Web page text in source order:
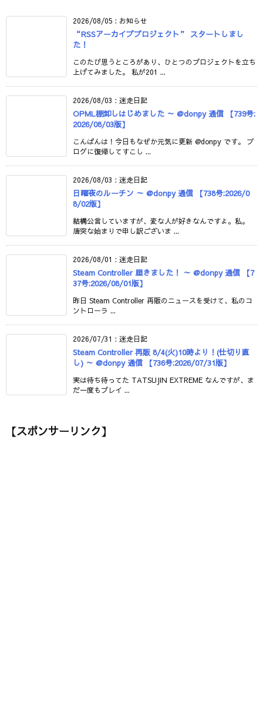
2026/08/05 : お知らせ
“RSSアーカイブプロジェクト” スタートしまし
た！
このたび思うところがあり、ひとつのプロジェクトを立ち
上げてみました。 私が201 ...
2026/08/03 : 迷走日記
OPML棚卸しはじめました ～ @donpy 通信 【739号:
2026/08/03版】
こんばんは！今日もなぜか元気に更新 @donpy です。 ブ
ログに復帰してすこし ...
2026/08/03 : 迷走日記
日曜夜のルーチン ～ @donpy 通信 【738号:2026/0
8/02版】
結構公言していますが、変な人が好きなんですよ。私。
唐突な始まりで申し訳ございま ...
2026/08/01 : 迷走日記
Steam Controller 届きました！ ～ @donpy 通信 【7
37号:2026/08/01版】
昨日 Steam Controller 再販のニュースを受けて、私のコ
ントローラ ...
2026/07/31 : 迷走日記
Steam Controller 再販 8/4(火)10時より！(仕切り直
し) ～ @donpy 通信 【736号:2026/07/31版】
実は待ち待ってた TATSUJIN EXTREME なんですが、ま
だ一度もプレイ ...
【スポンサーリンク】